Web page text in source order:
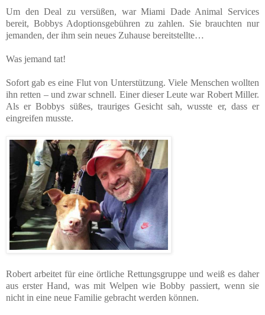
Um den Deal zu versüßen, war Miami Dade Animal Services
bereit, Bobbys Adoptionsgebühren zu zahlen. Sie brauchten nur
jemanden, der ihm sein neues Zuhause bereitstellte…
Was jemand tat!
Sofort gab es eine Flut von Unterstützung. Viele Menschen wollten
ihn retten – und zwar schnell. Einer dieser Leute war Robert Miller.
Als er Bobbys süßes, trauriges Gesicht sah, wusste er, dass er
eingreifen musste.
Robert arbeitet für eine örtliche Rettungsgruppe und weiß es daher
aus erster Hand, was mit Welpen wie Bobby passiert, wenn sie
nicht in eine neue Familie gebracht werden können.